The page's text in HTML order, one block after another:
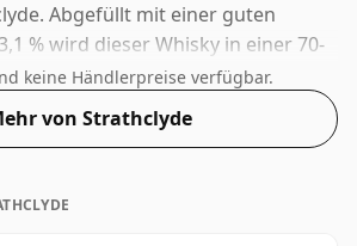
Abgefüllt mit einer guten
% wird dieser Whisky in einer 70-
keine Händlerpreise verfügbar.
von Strathclyde